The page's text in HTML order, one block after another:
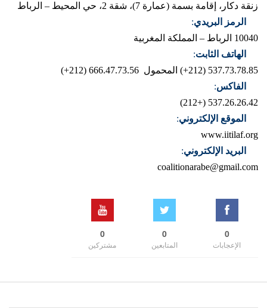
زنقة دكار، إقامة بسمة (عمارة 7)، شقة 2، حي المحيط – الرباط
الرمز البريدي:
10040 الرباط – المملكة المغربية
الهاتف الثابت:
537.73.78.85 (212+)
المحمول 666.47.73.56 (212+)
الفاكس:
537.26.26.42 (+212)
الموقع الإلكتروني:
www.iitilaf.org
البريد الإلكتروني:
coalitionarabe@gmail.com
0
الإعجابات
0
المتابعين
0
مشتركين